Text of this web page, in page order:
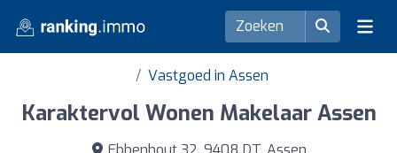
Vastgoed in Assen
Karaktervol Wonen Makelaar Assen